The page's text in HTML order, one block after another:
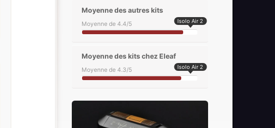
Moyenne des autres kits
Moyenne de 4.4/5 Isolo Air 2
Moyenne des kits chez Eleaf
Moyenne de 4.3/5 Isolo Air 2